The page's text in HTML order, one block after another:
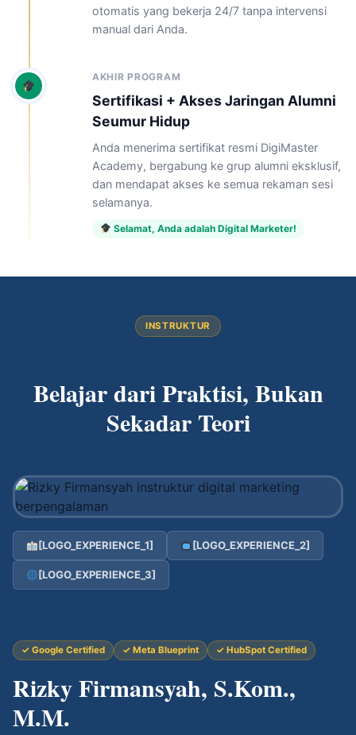
otomatis yang bekerja 24/7 tanpa intervensi
manual dari Anda.
AKHIR PROGRAM
Sertifikasi + Akses Jaringan Alumni
Seumur Hidup
Anda menerima sertifikat resmi DigiMaster
Academy, bergabung ke grup alumni eksklusif,
dan mendapat akses ke semua rekaman sesi
selamanya.
Selamat, Anda adalah Digital Marketer!
INSTRUKTUR
Belajar dari Praktisi, Bukan
Sekadar Teori
[LOGO_EXPERIENCE_1] [LOGO_EXPERIENCE_2]
[LOGO_EXPERIENCE_3]
✓ Google Certified ✓ Meta Blueprint ✓ HubSpot Certified
Rizky Firmansyah, S.Kom.,
M.M.